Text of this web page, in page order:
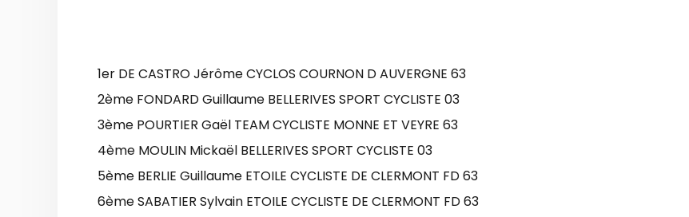
1er DE CASTRO Jérôme CYCLOS COURNON D AUVERGNE 63
2ème FONDARD Guillaume BELLERIVES SPORT CYCLISTE 03
3ème POURTIER Gaël TEAM CYCLISTE MONNE ET VEYRE 63
4ème MOULIN Mickaël BELLERIVES SPORT CYCLISTE 03
5ème BERLIE Guillaume ETOILE CYCLISTE DE CLERMONT FD 63
6ème SABATIER Sylvain ETOILE CYCLISTE DE CLERMONT FD 63